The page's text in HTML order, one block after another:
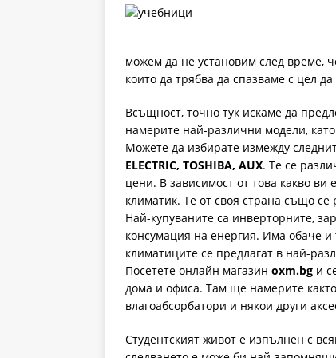
можем да не установим след време,
които да трябва да спазваме с цел
Всъщност, точно тук искаме да
намерите най-различни модели,
Можете да избирате измежду
ELECTRIC, TOSHIBA, AUX. Те се
цени. В зависимост от това какво
климатик. Те от своя страна също
Най-купуваните са инверторните,
консумация на енергия. Има обаче
климатиците се предлагат в най-
Посетете онлайн магазин oxm.bg и
дома и офиса. Там ще намерите
влагоабсорбатори и някои други
Студентският живот е изпълнен с